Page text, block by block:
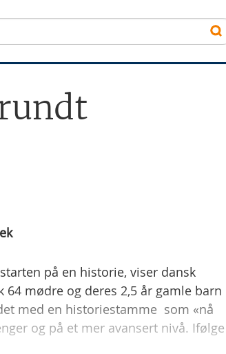
på en historie, viser dansk
mødre og deres 2,5 år gamle barn
med en historiestamme  som «nå
og på et mer avansert nivå. Ifølge